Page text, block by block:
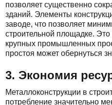
позволяет существенно
зданий. Элементы
заводе, что позволяет
строительной площадке.
крупных промышленных
простоя может обернуться
3. Экономия
Металлоконструкции в
потребление значительно